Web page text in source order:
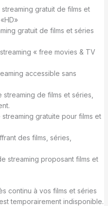
gratuit de films et
gratuit de films et séries
« free movies & TV
accessible sans
streaming de films et séries,
gratuite pour films et
des films, séries,
streaming proposant films et
continu à vos films et séries
temporairement indisponible.